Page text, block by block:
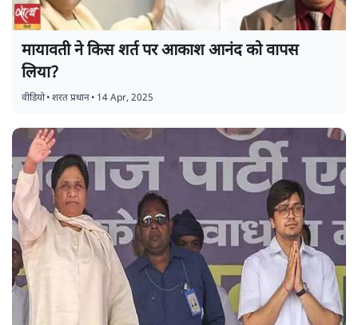
मायावती ने किस शर्त पर आकाश आनंद को वापस
लिया?
वीडियो•शरत प्रधान• 14 Apr, 2025